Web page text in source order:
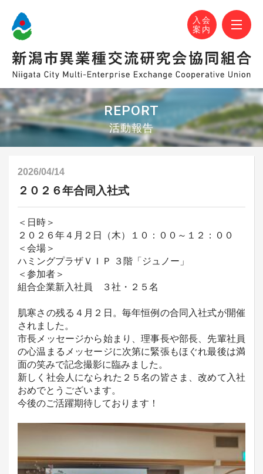
N-MEC 新潟市異業種交流研究会協同組合
おかげさまで設立30周年！
入会
案内
REPORT
活動報告
2026/04/14
２０２６年合同入社式
＜日時＞
２０２６年４月２日（木）１０：００～１２：００
＜会場＞
ハミングプラザＶＩＰ ３階「ジュノー」
＜参加者＞
組合企業新入社員 ３社・２５名
肌寒さの残る４月２日。毎年恒例の合同入社式が開催
されました。
市長メッセージから始まり、理事長や部長、先輩社員
の心温まるメッセージに次第に緊張もほぐれ最後は満
面の笑みで記念撮影に臨みました。
新しく社会人になられた２５名の皆さま、改めて入社
おめでとうございます。
今後のご活躍期待しております！